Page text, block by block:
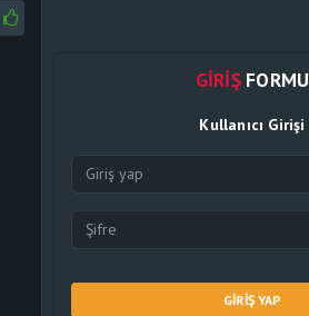
GIRIŞFORMU
Kullanıcı Girişi
GIRIŞ YAP